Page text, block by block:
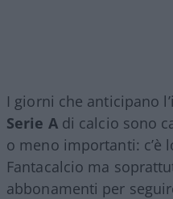
I giorni che anticipano
Serie Adi calcio sono
o meno importanti: c’è
Fantacalcio ma
abbonamenti per